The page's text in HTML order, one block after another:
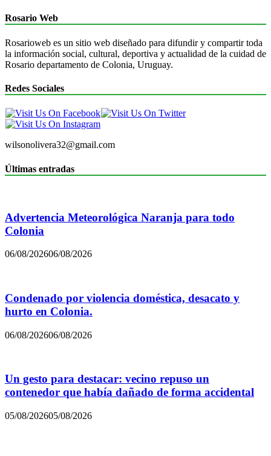
Rosario Web
Rosarioweb es un sitio web diseñado para difundir y compartir toda
la información social, cultural, deportiva y actualidad de la cuidad de
Rosario departamento de Colonia, Uruguay.
Redes Sociales
wilsonolivera32@gmail.com
Últimas entradas
Advertencia Meteorológica Naranja para todo
Colonia
06/08/202606/08/2026
Condenado por violencia doméstica, desacato y
hurto en Colonia.
06/08/202606/08/2026
Un gesto para destacar: vecino repuso un
contenedor que había dañado de forma accidental
05/08/202605/08/2026